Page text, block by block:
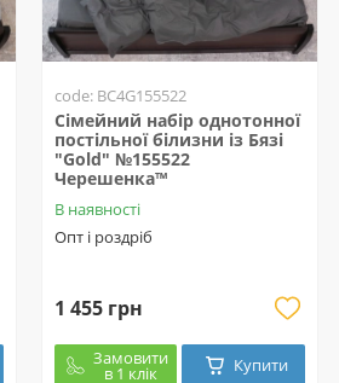
code: BC4G155522
Сімейний набір однотонної
постільної білизни із Бязі
"Gold" №155522
Черешенка™
В наявності
Опт і роздріб
1 455 грн
Замовити
в 1 клік Купити